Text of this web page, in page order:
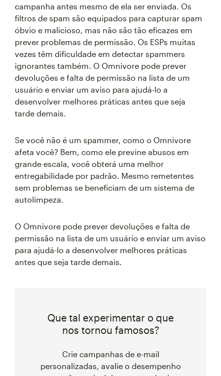
campanha antes mesmo de ela ser enviada. Os
filtros de spam são equipados para capturar spam
óbvio e malicioso, mas não são tão eficazes em
prever problemas de permissão. Os ESPs muitas
vezes têm dificuldade em detectar spammers
ignorantes também. O Omnivore pode prever
devoluções e falta de permissão na lista de um
usuário e enviar um aviso para ajudá-lo a
desenvolver melhores práticas antes que seja
tarde demais.
Se você não é um spammer, como o Omnivore
afeta você? Bem, como ele previne abusos em
grande escala, você obterá uma melhor
entregabilidade por padrão. Mesmo remetentes
sem problemas se beneficiam de um sistema de
autolimpeza.
O Omnivore pode prever devoluções e falta de
permissão na lista de um usuário e enviar um aviso
para ajudá-lo a desenvolver melhores práticas
antes que seja tarde demais.
Que tal experimentar o que
nos tornou famosos?
Crie campanhas de e-mail
personalizadas, avalie o desempenho